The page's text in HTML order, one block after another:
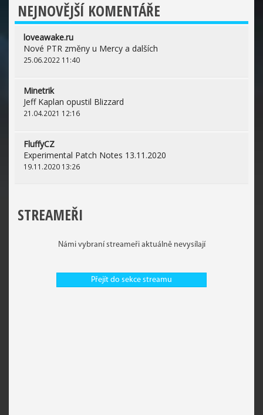
NEJNOVĚJŠÍ KOMENTÁŘE
loveawake.ru
Nové PTR změny u Mercy a dalších
25.06.2022 11:40
Minetrik
Jeff Kaplan opustil Blizzard
21.04.2021 12:16
FluffyCZ
Experimental Patch Notes 13.11.2020
19.11.2020 13:26
STREAMEŘI
Námi vybraní streameři aktuálně nevysílají
Přejít do sekce streamu